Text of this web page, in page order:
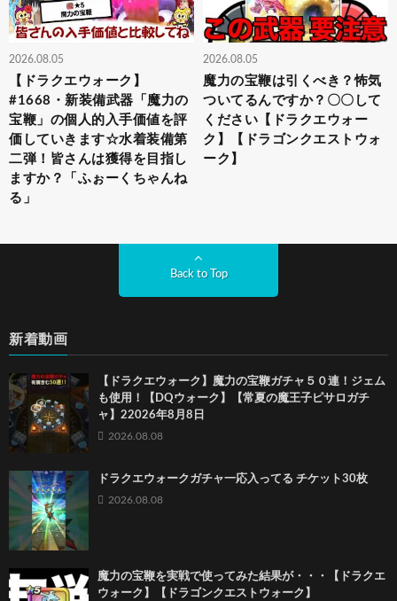
2026.08.05
【ドラクエウォーク】
#1668・新装備武器「魔力の
宝鞭」の個人的入手価値を評
価していきます☆水着装備第
二弾！皆さんは獲得を目指し
ますか？「ふぉーくちゃんね
る」
2026.08.05
魔力の宝鞭は引くべき？怖気
ついてるんですか？〇〇して
ください【ドラクエウォー
ク】【ドラゴンクエストウォ
ーク】
Back to Top
新着動画
【ドラクエウォーク】魔力の宝鞭ガチャ５０連！ジェム
も使用！【DQウォーク】【常夏の魔王子ピサロガチ
ャ】22026年8月8日
2026.08.08
ドラクエウォークガチャ一応入ってる チケット30枚
2026.08.08
魔力の宝鞭を実戦で使ってみた結果が・・・【ドラクエ
ウォーク】【ドラゴンクエストウォーク】